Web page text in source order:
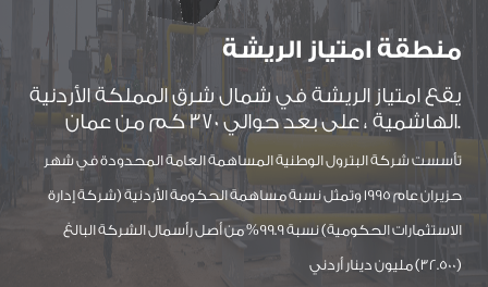
منطقة امتياز الريشة
يقع امتياز الريشة في شمال شرق المملكة الأردنية
الهاشمية ، على بعد حوالي 370 كم من عمان.
تأسست شركة البترول الوطنية المساهمة العامة المحدودة في شهر
حزيران عام 1995 وتمثل نسبة مساهمة الحكومة الأردنية (شركة إدارة
الاستثمارات الحكومية) نسبة 99.9% من أصل رأسمال الشركة البالغ
(32.500) مليون دينار أردني